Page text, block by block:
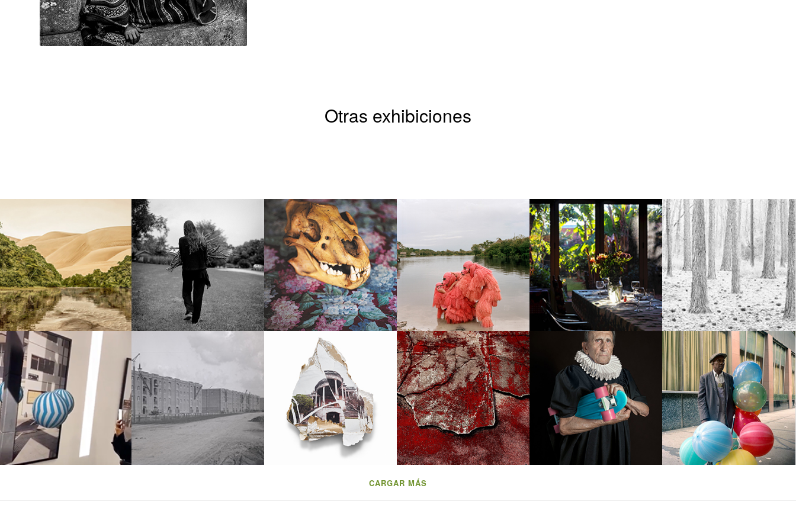
Otras exhibiciones
ENFOCO
EUGENIO
MAZZINGHI
NICOLAS SAVARY YANN GROSS
Abraham Votroba –
No me olvides
La belleza de las
formas
Espacio Motorola –
Sonata de cruces
posibles
Lumiere Photo Paula Toto Blake Juan Hitters
Romina Ressia –
Retratos del Siglo
XXI
Vivian Maier –
Color Work.
CARGAR MÁS